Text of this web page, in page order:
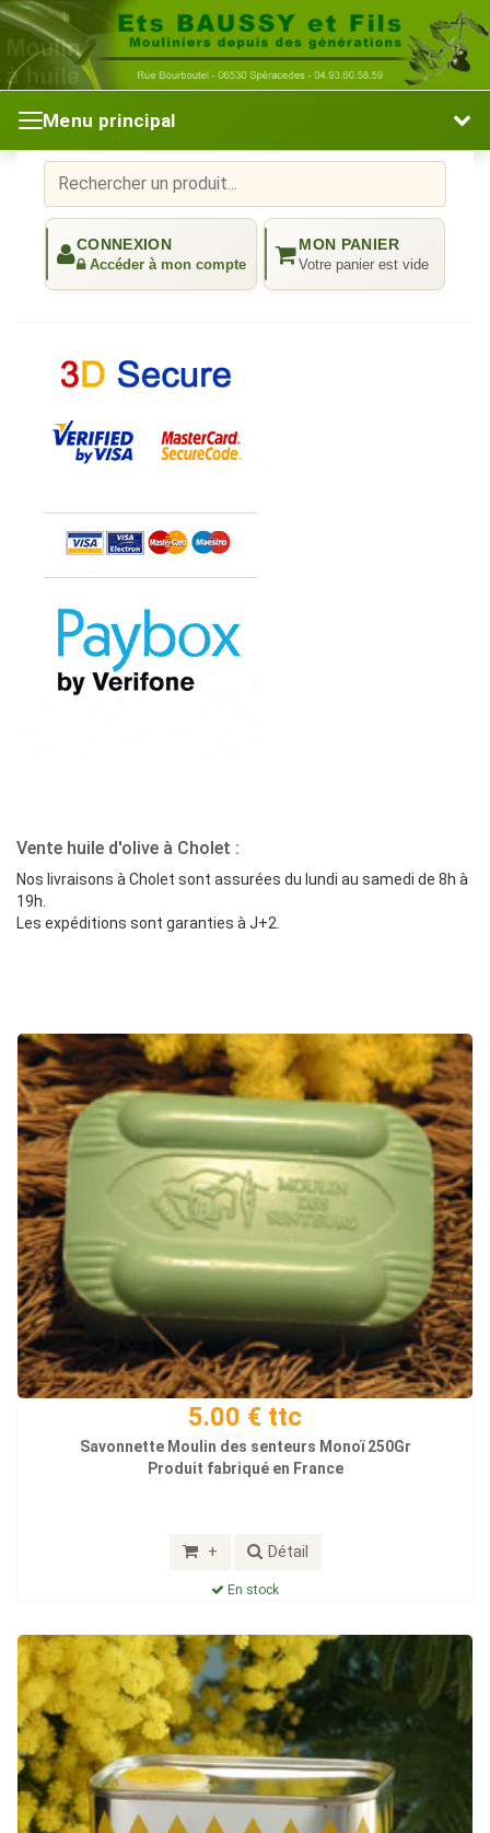
Menu principal
Vente huile d'olive à Cholet :
Nos livraisons à Cholet sont assurées du lundi au samedi de 8h à
19h.
Les expéditions sont garanties à J+2.
5.00 € ttc
Savonnette Moulin des senteurs Monoï 250Gr
Produit fabriqué en France
+ Détail
En stock